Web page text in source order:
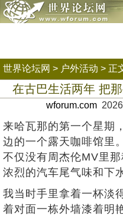
世界论坛网 > 户外活动 > 正
在古巴生活两年 把
wforum.com
来哈瓦那的第一个星期
边的一个露天咖啡馆里
不仅没有周杰伦MV里
浓烈的汽车尾气味和下
我当时手里拿着一杯淡
着对面一栋外墙漆着明